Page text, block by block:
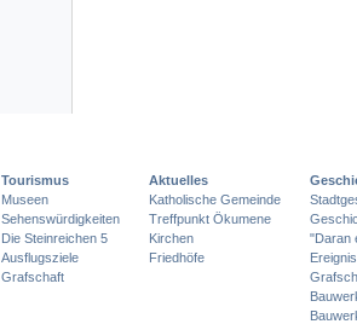
Tourismus
Museen
Sehenswürdigkeiten
Die Steinreichen 5
Ausflugsziele
Grafschaft
Aktuelles
Katholische Gemeinde
Treffpunkt Ökumene
Kirchen
Friedhöfe
"Daran